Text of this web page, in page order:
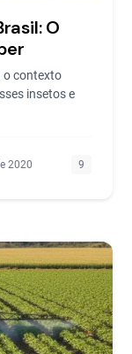
O
o contexto
insetos e
2020 9